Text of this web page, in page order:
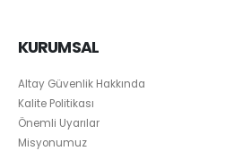
KURUMSAL
Altay Güvenlik Hakkında
Kalite Politikası
Önemli Uyarılar
Misyonumuz